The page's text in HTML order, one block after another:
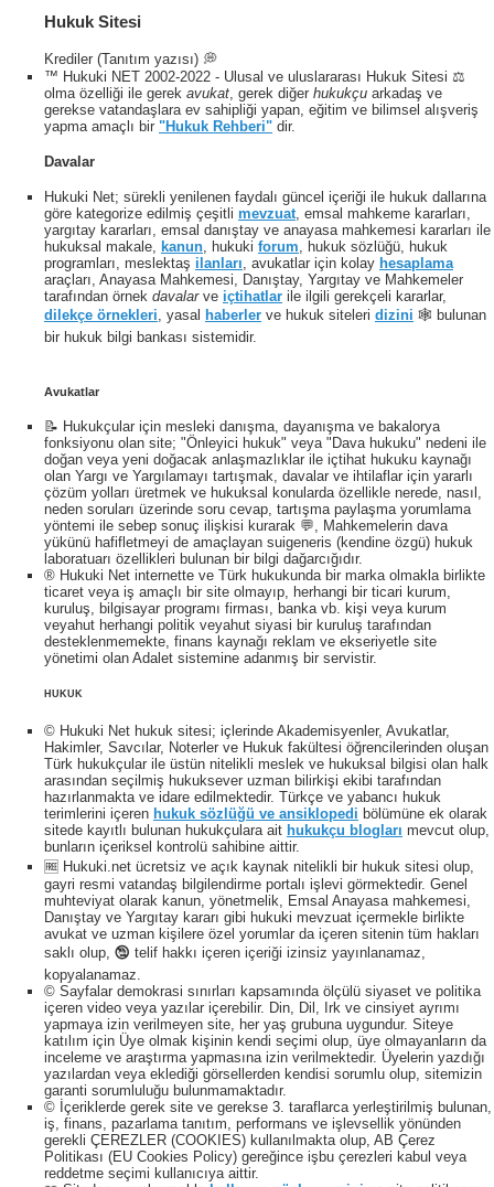
Hukuk Sitesi
Krediler (Tanıtım yazısı) 💭
™ Hukuki NET 2002-2022 - Ulusal ve uluslararası Hukuk Sitesi ⚖️
olma özelliği ile gerek avukat , gerek diğer hukukçu arkadaş ve
gerekse vatandaşlara ev sahipliği yapan, eğitim ve bilimsel alışveriş
yapma amaçlı bir "Hukuk Rehberi" dir.
Davalar
Hukuki Net; sürekli yenilenen faydalı güncel içeriği ile hukuk dallarına
göre kategorize edilmiş çeşitli mevzuat, emsal mahkeme kararları,
yargıtay kararları, emsal danıştay ve anayasa mahkemesi kararları ile
hukuksal makale, kanun, hukuki forum, hukuk sözlüğü, hukuk
programları, meslektaş ilanları, avukatlar için kolay hesaplama
araçları, Anayasa Mahkemesi, Danıştay, Yargıtay ve Mahkemeler
tarafından örnek davalarve içtihatlar ile ilgili gerekçeli kararlar,
dilekçe örnekleri, yasal haberler ve hukuk siteleri dizini 🕸 bulunan
bir hukuk bilgi bankası sistemidir.
Avukatlar
📝 Hukukçular için mesleki danışma, dayanışma ve bakalorya
fonksiyonu olan site; "Önleyici hukuk" veya "Dava hukuku" nedeni ile
doğan veya yeni doğacak anlaşmazlıklar ile içtihat hukuku kaynağı
olan Yargı ve Yargılamayı tartışmak, davalar ve ihtilaflar için yararlı
çözüm yolları üretmek ve hukuksal konularda özellikle nerede, nasıl,
neden soruları üzerinde soru cevap, tartışma paylaşma yorumlama
yöntemi ile sebep sonuç ilişkisi kurarak 💬, Mahkemelerin dava
yükünü hafifletmeyi de amaçlayan suigeneris (kendine özgü) hukuk
laboratuarı özellikleri bulunan bir bilgi dağarcığıdır.
® Hukuki Net internette ve Türk hukukunda bir marka olmakla birlikte
ticaret veya iş amaçlı bir site olmayıp, herhangi bir ticari kurum,
kuruluş, bilgisayar programı firması, banka vb. kişi veya kurum
veyahut herhangi politik veyahut siyasi bir kuruluş tarafından
desteklenmemekte, finans kaynağı reklam ve ekseriyetle site
yönetimi olan Adalet sistemine adanmış bir servistir.
HUKUK
© Hukuki Net hukuk sitesi; içlerinde Akademisyenler, Avukatlar,
Hakimler, Savcılar, Noterler ve Hukuk fakültesi öğrencilerinden oluşan
Türk hukukçular ile üstün nitelikli meslek ve hukuksal bilgisi olan halk
arasından seçilmiş hukuksever uzman bilirkişi ekibi tarafından
hazırlanmakta ve idare edilmektedir. Türkçe ve yabancı hukuk
terimlerini içeren hukuk sözlüğü ve ansiklopedi bölümüne ek olarak
sitede kayıtlı bulunan hukukçulara ait hukukçu blogları mevcut olup,
bunların içeriksel kontrolü sahibine aittir.
🆓 Hukuki.net ücretsiz ve açık kaynak nitelikli bir hukuk sitesi olup,
gayri resmi vatandaş bilgilendirme portalı işlevi görmektedir. Genel
muhteviyat olarak kanun, yönetmelik, Emsal Anayasa mahkemesi,
Danıştay ve Yargıtay kararı gibi hukuki mevzuat içermekle birlikte
avukat ve uzman kişilere özel yorumlar da içeren sitenin tüm hakları
saklı olup, 🕲 telif hakkı içeren içeriği izinsiz yayınlanamaz,
kopyalanamaz.
© Sayfalar demokrasi sınırları kapsamında ölçülü siyaset ve politika
içeren video veya yazılar içerebilir. Din, Dil, Irk ve cinsiyet ayrımı
yapmaya izin verilmeyen site, her yaş grubuna uygundur. Siteye
katılım için Üye olmak kişinin kendi seçimi olup, üye olmayanların da
inceleme ve araştırma yapmasına izin verilmektedir. Üyelerin yazdığı
yazılardan veya eklediği görsellerden kendisi sorumlu olup, sitemizin
garanti sorumluluğu bulunmamaktadır.
© İçeriklerde gerek site ve gerekse 3. taraflarca yerleştirilmiş bulunan,
iş, finans, pazarlama tanıtım, performans ve işlevsellik yönünden
gerekli ÇEREZLER (COOKIES) kullanılmakta olup, AB Çerez
Politikası (EU Cookies Policy) gereğince işbu çerezleri kabul veya
reddetme seçimi kullanıcıya aittir.